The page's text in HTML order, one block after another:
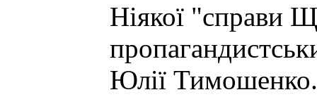
Ніякої "справи
Юлії